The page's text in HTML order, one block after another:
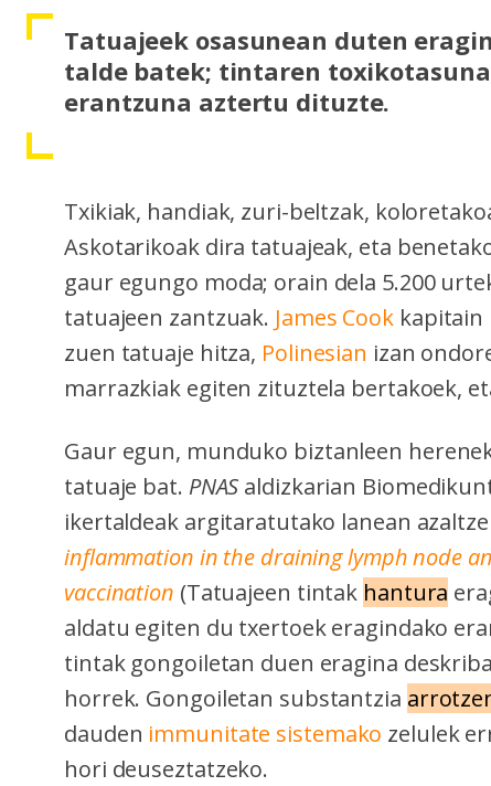
Tatuajeek osasunean duten
talde batek; tintaren
erantzuna aztertu dituzte.
Txikiak, handiak, zuri-beltzak,
Askotarikoak dira tatuajeak, eta
gaur egungo moda; orain dela 5.200
tatuajeen zantzuak. James Cook
zuen tatuaje hitza, Polinesian izan
marrazkiak egiten zituztela bertakoek,
Gaur egun, munduko biztanleen
tatuaje bat. PNAS aldizkarian
ikertaldeak argitaratutako lanean
inflammation in the draining lymph node
vaccination (Tatuajeen tintak hantura
aldatu egiten du txertoek eragindako
tintak gongoiletan duen eragina
horrek. Gongoiletan substantzia
dauden immunitate sistemako zelulek
hori deuseztatzeko.